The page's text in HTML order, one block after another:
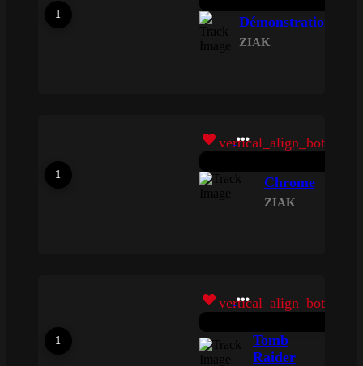
Démonstration
ZIAK
vertical_align_bottom
Chrome
ZIAK
vertical_align_bottom
Tomb
Raider